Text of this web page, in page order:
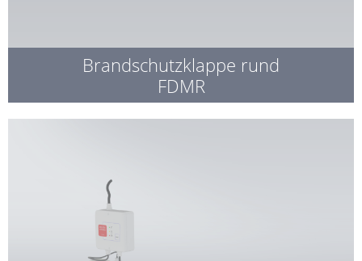
Brandschutzklappe rund
FDMR